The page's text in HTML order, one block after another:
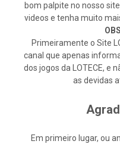
bom palpite no nosso
videos e tenha muito
Primeiramente o Site
canal que apenas
dos jogos da LOTECE, e
as devidas
Em primeiro lugar, ou